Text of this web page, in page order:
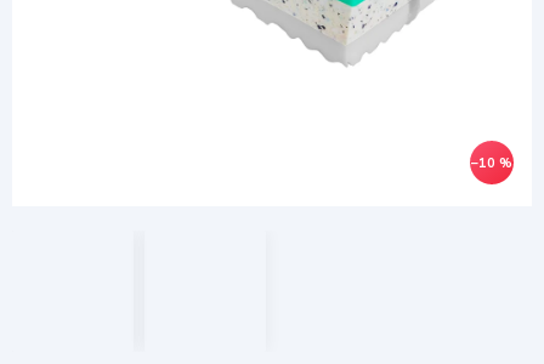
–10 %